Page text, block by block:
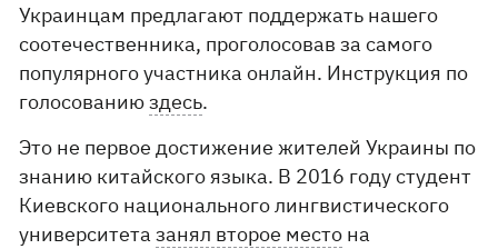
Украинцам предлагают поддержать нашего
соотечественника, проголосовав за самого
популярного участника онлайн. Инструкция по
голосованиюздесь.
Это не первое достижение жителей Украины по
знанию китайского языка. В 2016 году студент
Киевского национального лингвистического
университетазанял второе место на